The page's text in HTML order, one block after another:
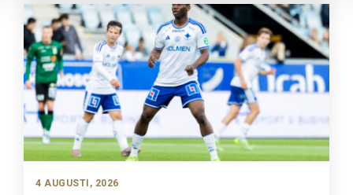
4 AUGUSTI, 2026